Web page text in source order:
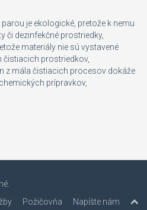
je ekologické, pretože k nemu
či dezinfekčné prostriedky,
materiály nie sú vystavené
prostriedkov,
z mála čistiacich procesov dokáže
prípravkov,
Požičovňa Napíšte nám